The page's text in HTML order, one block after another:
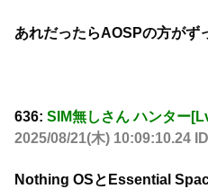
あれだったらAOSPの方がず
636: SIM無しさん ハンター
2025/08/21(木) 10:09:10.24
Nothing OSとEssential